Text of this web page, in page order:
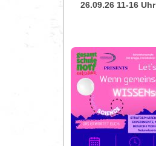
26.09.26 11-16 Uhr